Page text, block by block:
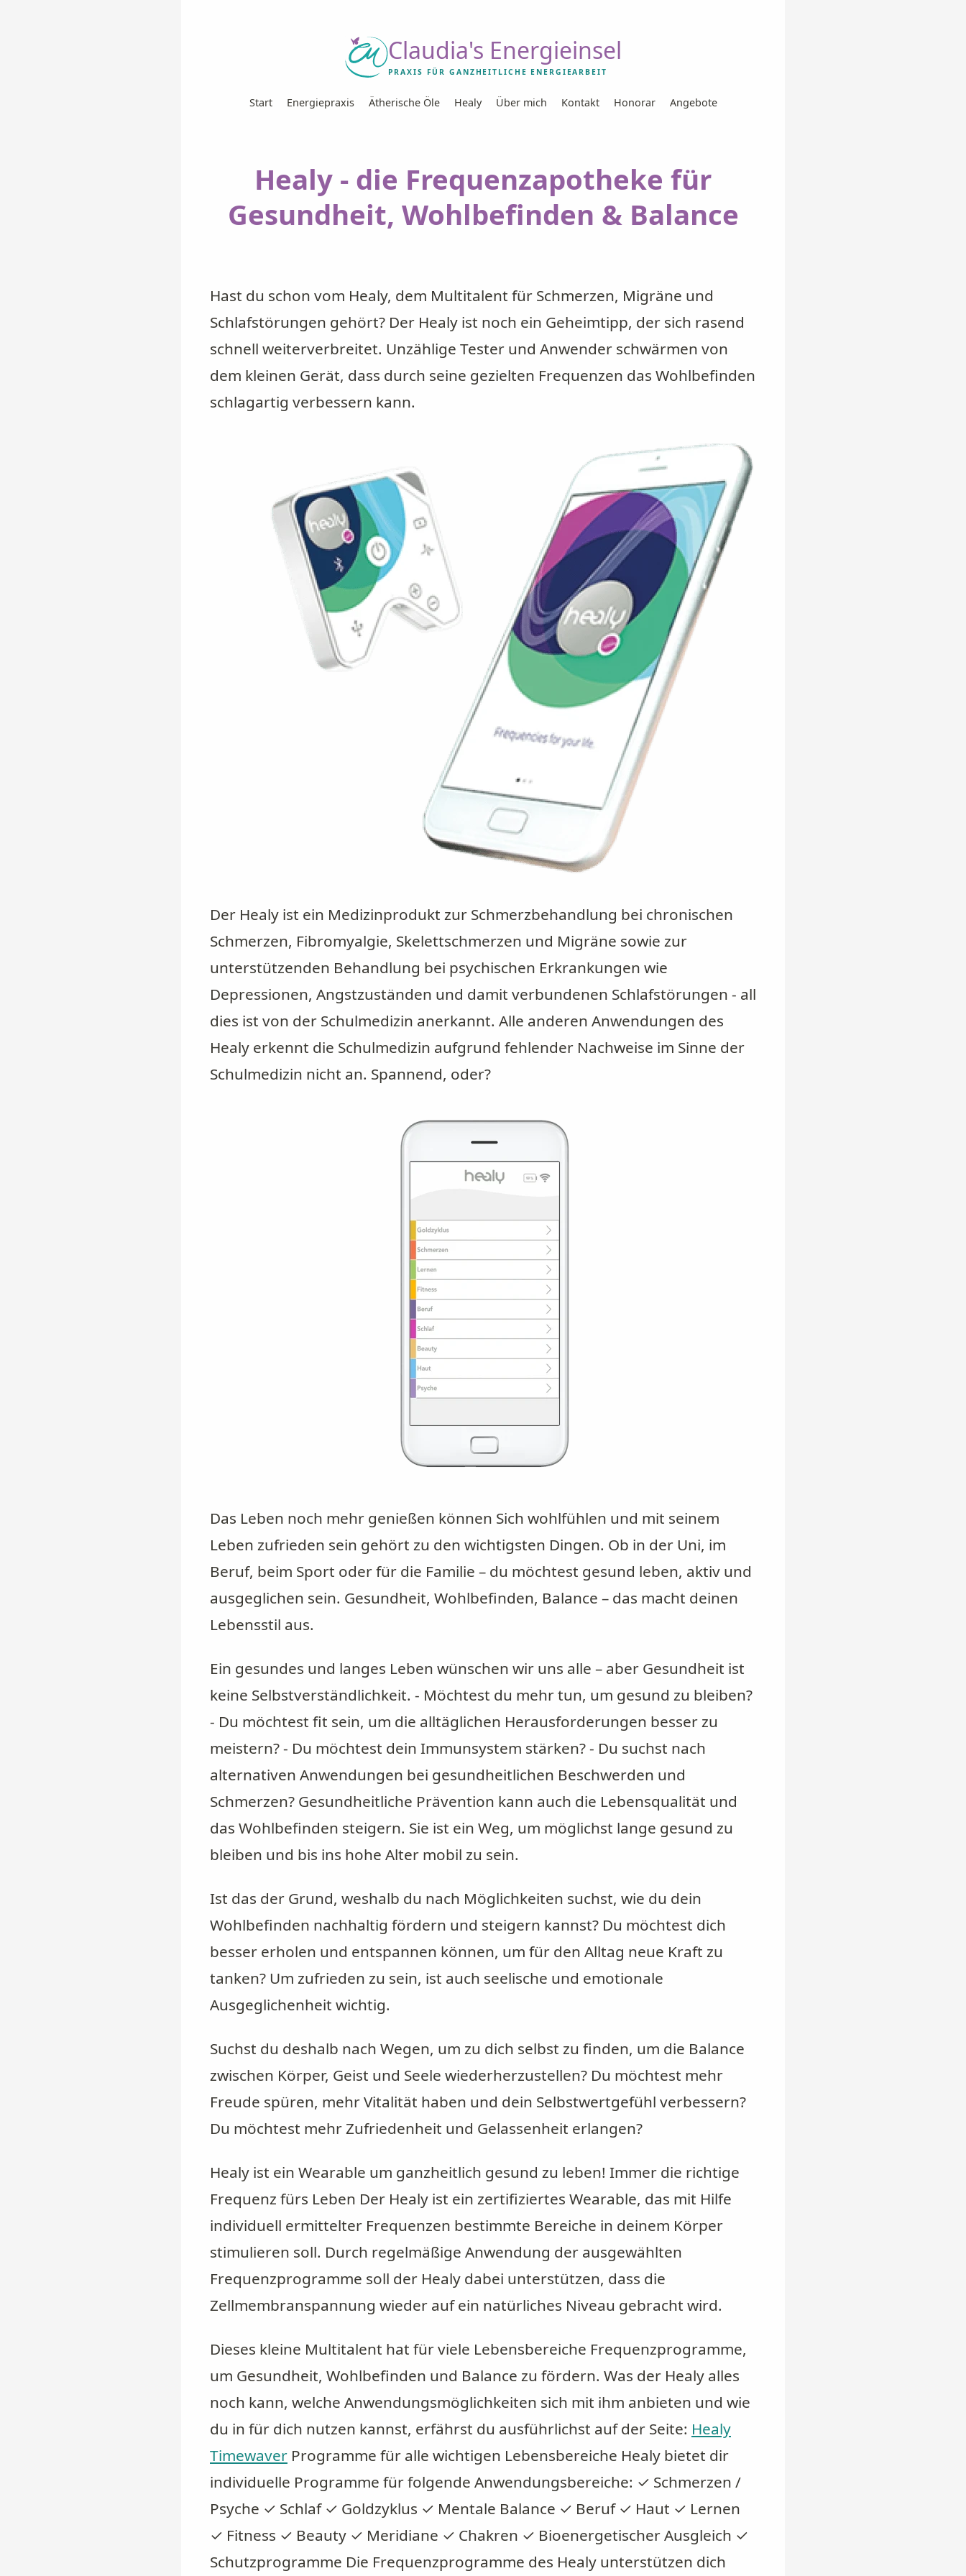
Claudia's Energieinsel
PRAXIS FÜR GANZHEITLICHE ENERGIEARBEIT
Start Energiepraxis Ätherische Öle Healy Über mich Kontakt Honorar Angebote
Healy - die Frequenzapotheke für
Gesundheit, Wohlbefinden & Balance
Hast du schon vom Healy, dem Multitalent für Schmerzen, Migräne und
Schlafstörungen gehört? Der Healy ist noch ein Geheimtipp, der sich rasend
schnell weiterverbreitet. Unzählige Tester und Anwender schwärmen von
dem kleinen Gerät, dass durch seine gezielten Frequenzen das Wohlbefinden
schlagartig verbessern kann.
Der Healy ist ein Medizinprodukt zur Schmerzbehandlung bei chronischen
Schmerzen, Fibromyalgie, Skelettschmerzen und Migräne sowie zur
unterstützenden Behandlung bei psychischen Erkrankungen wie
Depressionen, Angstzuständen und damit verbundenen Schlafstörungen - all
dies ist von der Schulmedizin anerkannt. Alle anderen Anwendungen des
Healy erkennt die Schulmedizin aufgrund fehlender Nachweise im Sinne der
Schulmedizin nicht an. Spannend, oder?
Das Leben noch mehr genießen können Sich wohlfühlen und mit seinem
Leben zufrieden sein gehört zu den wichtigsten Dingen. Ob in der Uni, im
Beruf, beim Sport oder für die Familie – du möchtest gesund leben, aktiv und
ausgeglichen sein. Gesundheit, Wohlbefinden, Balance – das macht deinen
Lebensstil aus.
Ein gesundes und langes Leben wünschen wir uns alle – aber Gesundheit ist
keine Selbstverständlichkeit. - Möchtest du mehr tun, um gesund zu bleiben?
- Du möchtest fit sein, um die alltäglichen Herausforderungen besser zu
meistern? - Du möchtest dein Immunsystem stärken? - Du suchst nach
alternativen Anwendungen bei gesundheitlichen Beschwerden und
Schmerzen? Gesundheitliche Prävention kann auch die Lebensqualität und
das Wohlbefinden steigern. Sie ist ein Weg, um möglichst lange gesund zu
bleiben und bis ins hohe Alter mobil zu sein.
Ist das der Grund, weshalb du nach Möglichkeiten suchst, wie du dein
Wohlbefinden nachhaltig fördern und steigern kannst? Du möchtest dich
besser erholen und entspannen können, um für den Alltag neue Kraft zu
tanken? Um zufrieden zu sein, ist auch seelische und emotionale
Ausgeglichenheit wichtig.
Suchst du deshalb nach Wegen, um zu dich selbst zu finden, um die Balance
zwischen Körper, Geist und Seele wiederherzustellen? Du möchtest mehr
Freude spüren, mehr Vitalität haben und dein Selbstwertgefühl verbessern?
Du möchtest mehr Zufriedenheit und Gelassenheit erlangen?
Healy ist ein Wearable um ganzheitlich gesund zu leben! Immer die richtige
Frequenz fürs Leben Der Healy ist ein zertifiziertes Wearable, das mit Hilfe
individuell ermittelter Frequenzen bestimmte Bereiche in deinem Körper
stimulieren soll. Durch regelmäßige Anwendung der ausgewählten
Frequenzprogramme soll der Healy dabei unterstützen, dass die
Zellmembranspannung wieder auf ein natürliches Niveau gebracht wird.
Dieses kleine Multitalent hat für viele Lebensbereiche Frequenzprogramme,
um Gesundheit, Wohlbefinden und Balance zu fördern. Was der Healy alles
noch kann, welche Anwendungsmöglichkeiten sich mit ihm anbieten und wie
du in für dich nutzen kannst, erfährst du ausführlichst auf der Seite: Healy
Timewaver Programme für alle wichtigen Lebensbereiche Healy bietet dir
individuelle Programme für folgende Anwendungsbereiche: ✓ Schmerzen /
Psyche ✓ Schlaf ✓ Goldzyklus ✓ Mentale Balance ✓ Beruf ✓ Haut ✓ Lernen
✓ Fitness ✓ Beauty ✓ Meridiane ✓ Chakren ✓ Bioenergetischer Ausgleich ✓
Schutzprogramme Die Frequenzprogramme des Healy unterstützen dich